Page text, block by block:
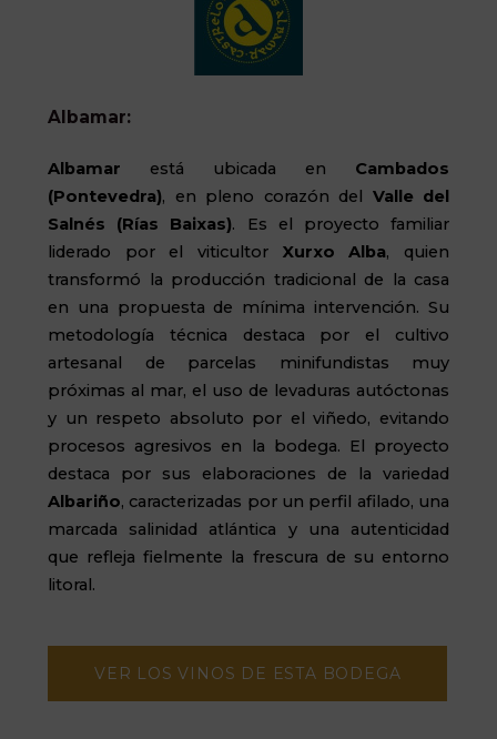
Albamar:
Albamar está ubicada en Cambados
(Pontevedra), en pleno corazón del Valle del
Salnés (Rías Baixas). Es el proyecto familiar
liderado por el viticultor Xurxo Alba, quien
transformó la producción tradicional de la casa
en una propuesta de mínima intervención. Su
metodología técnica destaca por el cultivo
artesanal de parcelas minifundistas muy
próximas al mar, el uso de levaduras autóctonas
y un respeto absoluto por el viñedo, evitando
procesos agresivos en la bodega. El proyecto
destaca por sus elaboraciones de la variedad
Albariño, caracterizadas por un perfil afilado, una
marcada salinidad atlántica y una autenticidad
que refleja fielmente la frescura de su entorno
litoral.
VER LOS VINOS DE ESTA BODEGA